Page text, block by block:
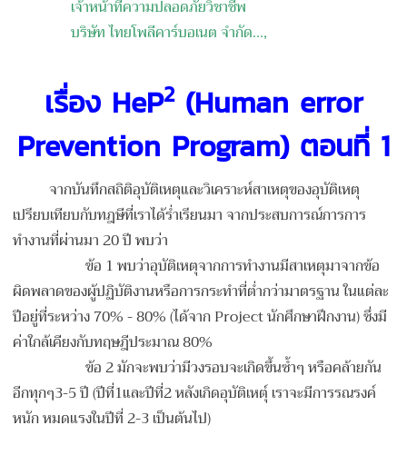
เจ้าหน้าที่ความปลอดภัยวิชาชีพ
บริษัท ไทยโพลีคาร์บอเนต จำกัด...,
เรื่อง HeP2(Human error
Prevention Program) ตอนที่ 1
จากบันทึกสถิติอุบัติเหตุและวิเคราะห์สาเหตุของอุบัติเหตุ
เปรียบเทียบกับทฎษีที่เราได้ร่ำเรียนมา จากประสบการณ์การการ
ทำงานที่ผ่านมา 20 ปี พบว่า
ข้อ 1 พบว่าอุบัติเหตุจากการทำงานมีสาเหตุมาจากข้อ
ผิดพลาดของผู้ปฏิบัติงานหรือการกระทำที่ต่ำกว่ามาตรฐาน ในแต่ละ
ปีอยู่ที่ระหว่าง 70% - 80% (ได้จาก Project นักศึกษาฝึกงาน) ซึ่งมี
ค่าใกล้เคียงกับทฤษฎีประมาณ 80%
ข้อ 2 มักจะพบว่ามีวงรอบจะเกิดขึ้นซ้ำๆ หรือคล้ายกัน
อีกทุกๆ3-5 ปี (ปีที่1และปีที่2 หลังเกิดอุบัติเหตุ์ เราจะมีการรณรงค์
หนัก หมดแรงในปีที่ 2-3 เป็นต้นไป)